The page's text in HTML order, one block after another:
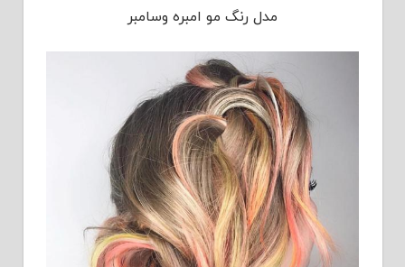
مدل رنگ مو امبره وسامبر